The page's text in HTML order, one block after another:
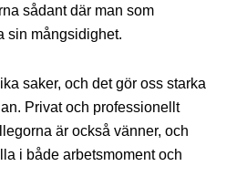
sådant där man som
sin mångsidighet.
saker, och det gör oss starka
Privat och professionellt
är också vänner, och
i både arbetsmoment och